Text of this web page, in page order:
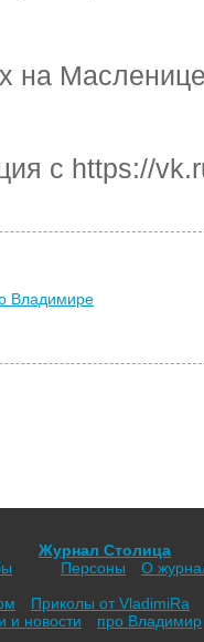
на
с https://
Владимире
Журнал Столица
Персоны
О
Приколы от VladimiRа
и новости
про Владимир